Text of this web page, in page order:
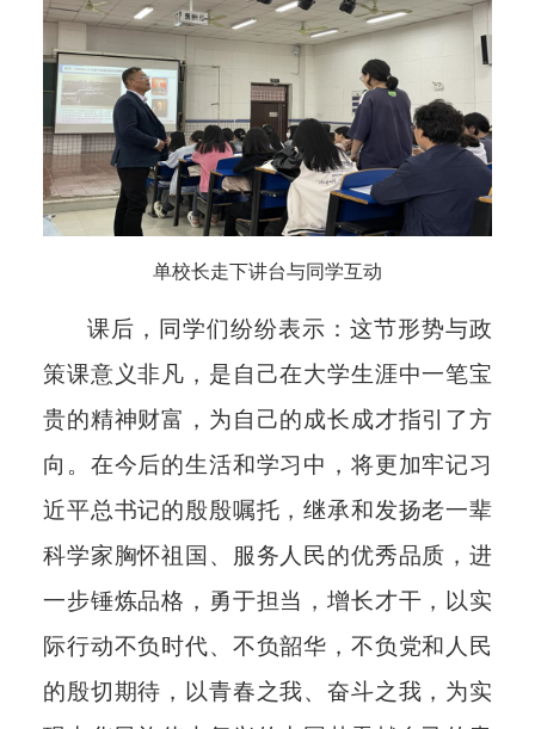
单校长走下讲台与同学互动
课后，同学们纷纷表示：这节形势与政
策课意义非凡，是自己在大学生涯中一笔宝
贵的精神财富，为自己的成长成才指引了方
向。在今后的生活和学习中，将更加牢记习
近平总书记的殷殷嘱托，继承和发扬老一辈
科学家胸怀祖国、服务人民的优秀品质，进
一步锤炼品格，勇于担当，增长才干，以实
际行动不负时代、不负韶华，不负党和人民
的殷切期待，以青春之我、奋斗之我，为实